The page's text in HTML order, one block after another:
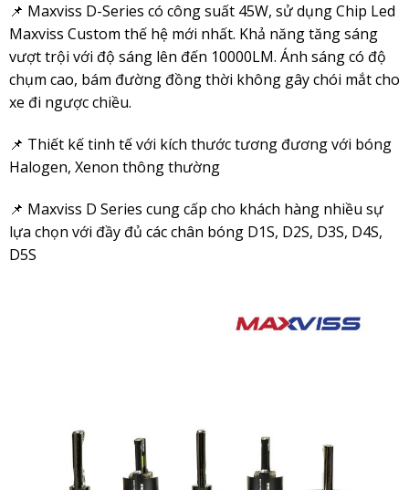
📌 Maxviss D-Series có công suất 45W, sử dụng Chip Led
Maxviss Custom thế hệ mới nhất. Khả năng tăng sáng
vượt trội với độ sáng lên đến 10000LM. Ánh sáng có độ
chụm cao, bám đường đồng thời không gây chói mắt cho
xe đi ngược chiều.
📌 Thiết kế tinh tế với kích thước tương đương với bóng
Halogen, Xenon thông thường
📌 Maxviss D Series cung cấp cho khách hàng nhiều sự
lựa chọn với đầy đủ các chân bóng D1S, D2S, D3S, D4S,
D5S